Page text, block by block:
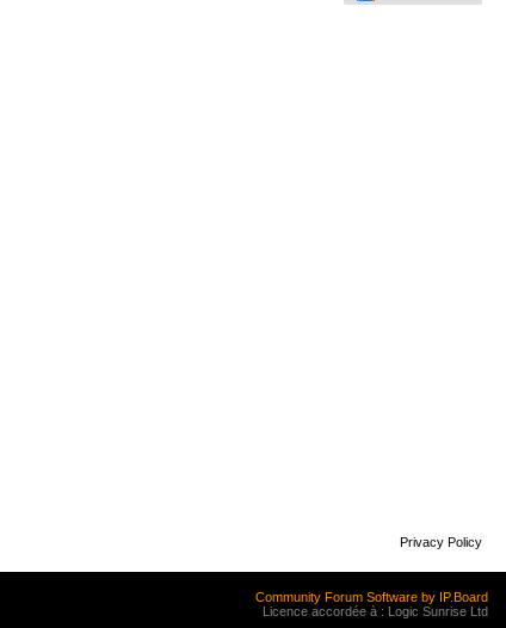
Privacy Policy
Community Forum Software by IP.Board
Licence accordée à : Logic Sunrise Ltd